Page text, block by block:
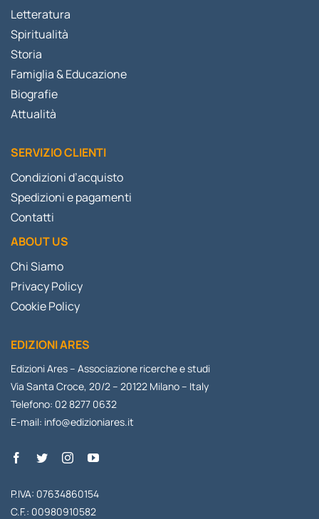
Letteratura
Spiritualità
Storia
Famiglia & Educazione
Biografie
Attualità
SERVIZIO CLIENTI
Condizioni d’acquisto
Spedizioni e pagamenti
Contatti
ABOUT US
Chi Siamo
Privacy Policy
Cookie Policy
EDIZIONI ARES
Edizioni Ares – Associazione ricerche e studi
Via Santa Croce, 20/2 – 20122 Milano – Italy
Telefono: 02 8277 0632
E-mail: info@edizioniares.it
P.IVA: 07634860154
C.F.: 00980910582